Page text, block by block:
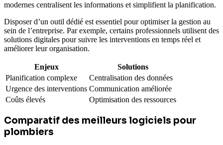
modernes centralisent les informations et simplifient la planification.
Disposer d’un outil dédié est essentiel pour optimiser la gestion au
sein de l’entreprise. Par exemple, certains professionnels utilisent des
solutions digitales pour suivre les interventions en temps réel et
améliorer leur organisation.
Enjeux
Solutions
Planification complexe
Centralisation des données
Urgence des interventions Communication améliorée
Coûts élevés
Optimisation des ressources
Comparatif des meilleurs logiciels pour
plombiers